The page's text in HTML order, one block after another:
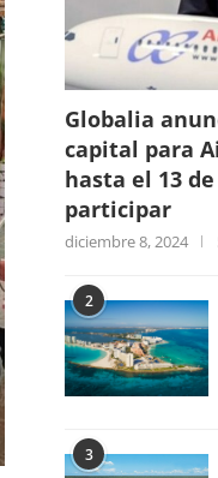
Globalia
capital para
hasta el 13
participar
diciembre 8, 2024
2
3